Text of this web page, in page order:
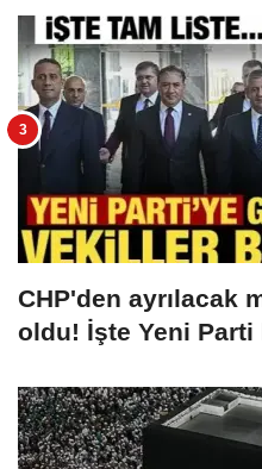
CHP'den ayrılacak
oldu! İşte Yeni